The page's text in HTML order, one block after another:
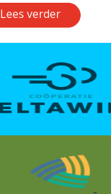
Lees verder